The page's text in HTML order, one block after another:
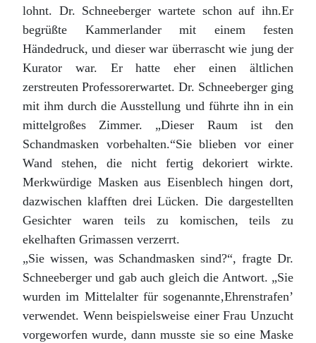
lohnt. Dr. Schneeberger wartete schon auf ihn.Er
begrüßte Kammerlander mit einem festen
Händedruck, und dieser war überrascht wie jung der
Kurator war. Er hatte eher einen ältlichen
zerstreuten Professorerwartet. Dr. Schneeberger ging
mit ihm durch die Ausstellung und führte ihn in ein
mittelgroßes Zimmer. „Dieser Raum ist den
Schandmasken vorbehalten.“Sie blieben vor einer
Wand stehen, die nicht fertig dekoriert wirkte.
Merkwürdige Masken aus Eisenblech hingen dort,
dazwischen klafften drei Lücken. Die dargestellten
Gesichter waren teils zu komischen, teils zu
ekelhaften Grimassen verzerrt.
„Sie wissen, was Schandmasken sind?“, fragte Dr.
Schneeberger und gab auch gleich die Antwort. „Sie
wurden im Mittelalter für sogenannte‚Ehrenstrafen’
verwendet. Wenn beispielsweise einer Frau Unzucht
vorgeworfen wurde, dann musste sie so eine Maske